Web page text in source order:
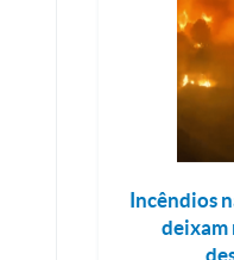
Incêndios
deixam